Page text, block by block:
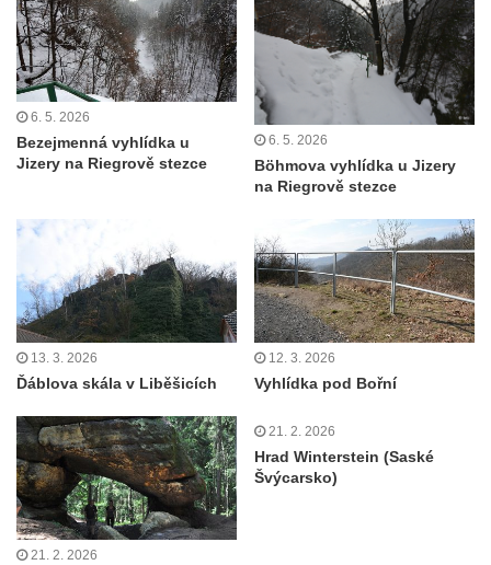
Vyhlídky na Řípu (Mělnická, Roudnická,
Pražská)
Skalní brána Lesní kaple
Císařský výhled (Kvádrberk, Stoličná hora)
Vyhlídka Labská stráž
Růžová vyhlídka nad kaňonem Labe
Humboldtova vyhlídka u Větruše v Ústí nad
Labem
Čedičový lom pod Kamenickým kopcem u
Zákup
Vyhlídky na Malé Bukové
Vyhlídka pod Velkou Bukovou
Vyhlídka na SWAMP u Máchova jezera
Vyhlídka na Křížovém vrchu u Rynartic
6. 5. 2026
Bezejmenná vyhlídka u
Jizery na Riegrově stezce
6. 5. 2026
Böhmova vyhlídka u Jizery
na Riegrově stezce
13. 3. 2026
Ďáblova skála v Liběšicích
12. 3. 2026
Vyhlídka pod Bořní
21. 2. 2026
21. 2. 2026
Hrad Winterstein (Saské
Švýcarsko)